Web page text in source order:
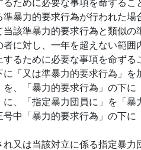
暴力的要求行為が行われた場
該準暴力的要求行為と類似の
に対し、一年を超えない範囲
るために必要な事項を命ずる
「又は準暴力的要求行為」を
、「暴力的要求行為」の下に
、「指定暴力団員に」を「暴
中「暴力的要求行為」の下に
又は当該対立に係る指定暴力